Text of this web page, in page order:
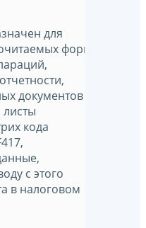
для
форм
документов с
кода
с этого
в налоговом